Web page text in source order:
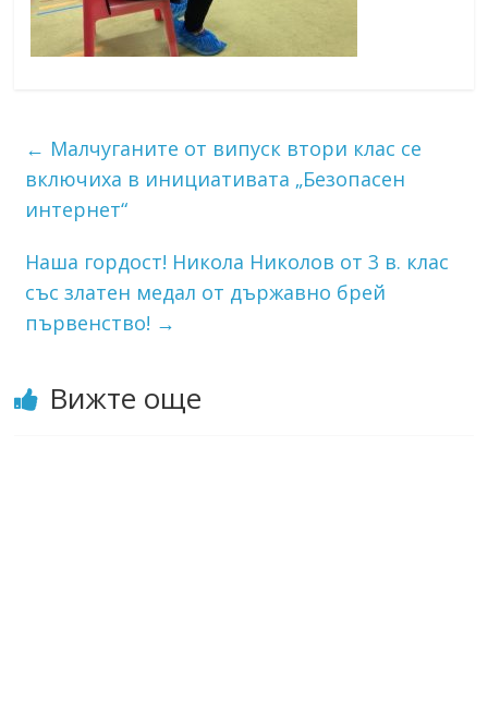
← Малчуганите от випуск втори клас се
включиха в инициативата „Безопасен
интернет“
Наша гордост! Никола Николов от 3 в. клас
със златен медал от държавно брей
първенство! →
Вижте още